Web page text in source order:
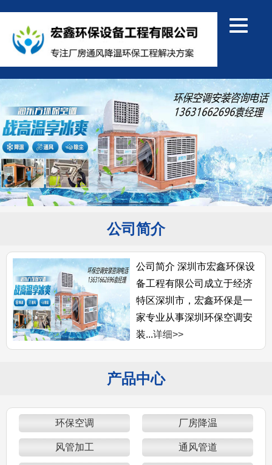
公司简介
公司简介 深圳市宏鑫环保设
备工程有限公司成立于经济
特区深圳市，宏鑫环保是一
家专业从事深圳环保空调安
装...详细>>
产品中心
环保空调 厂房降温
风管加工 通风管道